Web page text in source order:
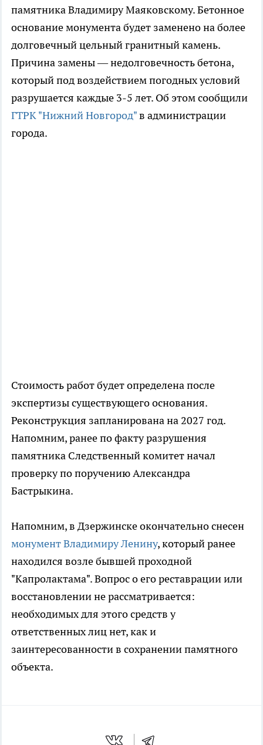
памятника Владимиру Маяковскому. Бетонное
основание монумента будет заменено на более
долговечный цельный гранитный камень.
Причина замены — недолговечность бетона,
который под воздействием погодных условий
разрушается каждые 3-5 лет. Об этом сообщили
ГТРК "Нижний Новгород"в администрации
города.
Стоимость работ будет определена после
экспертизы существующего основания.
Реконструкция запланирована на 2027 год.
Напомним, ранее по факту разрушения
памятника Следственный комитет начал
проверку по поручению Александра
Бастрыкина.
Напомним, в Дзержинске окончательно снесен
монумент Владимиру Ленину, который ранее
находился возле бывшей проходной
"Капролактама". Вопрос о его реставрации или
восстановлении не рассматривается:
необходимых для этого средств у
ответственных лиц нет, как и
заинтересованности в сохранении памятного
объекта.